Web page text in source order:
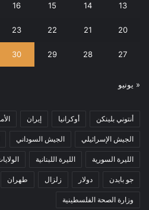
13
14
15
16
20
21
22
23
27
28
29
30
« يونيو
أنتوني بلينكن أوكرانيا إيران
الجيش الإسرائيلي الجيش السوداني
الليرة السورية الليرة اللبنانية
جو بايدن دولار زلزال طهران
وزارة الصحة الفلسطينية